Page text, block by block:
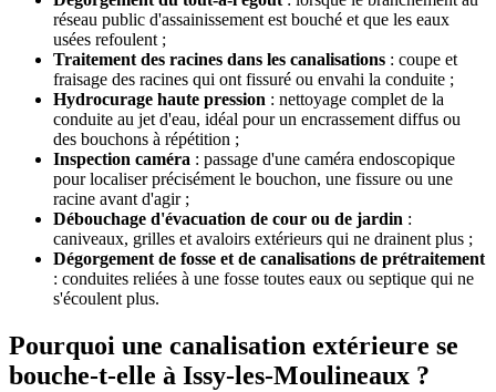
réseau public d'assainissement est bouché et que les eaux
usées refoulent ;
Traitement des racines dans les canalisations : coupe et
fraisage des racines qui ont fissuré ou envahi la conduite ;
Hydrocurage haute pression : nettoyage complet de la
conduite au jet d'eau, idéal pour un encrassement diffus ou
des bouchons à répétition ;
Inspection caméra : passage d'une caméra endoscopique
pour localiser précisément le bouchon, une fissure ou une
racine avant d'agir ;
Débouchage d'évacuation de cour ou de jardin :
caniveaux, grilles et avaloirs extérieurs qui ne drainent plus ;
Dégorgement de fosse et de canalisations de prétraitement
: conduites reliées à une fosse toutes eaux ou septique qui ne
s'écoulent plus.
Pourquoi une canalisation extérieure se
bouche-t-elle à Issy-les-Moulineaux ?